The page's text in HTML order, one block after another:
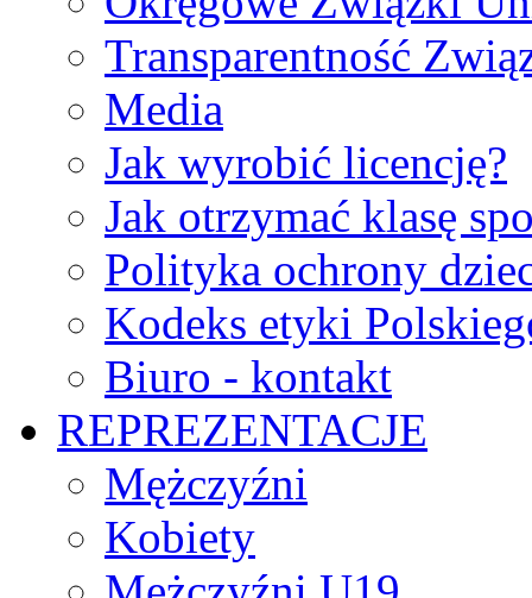
Transparentność
Media
Jak wyrobić licencję?
Jak otrzymać klasę
Polityka ochrony
Kodeks etyki
Biuro - kontakt
REPREZENTACJE
Mężczyźni
Kobiety